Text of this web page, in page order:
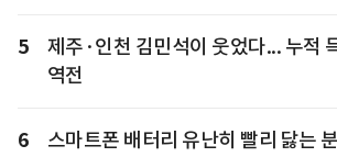
5
제주·인천 김민석이 웃었다... 누적
역전
6 스마트폰 배터리 유난히 빨리 닳는